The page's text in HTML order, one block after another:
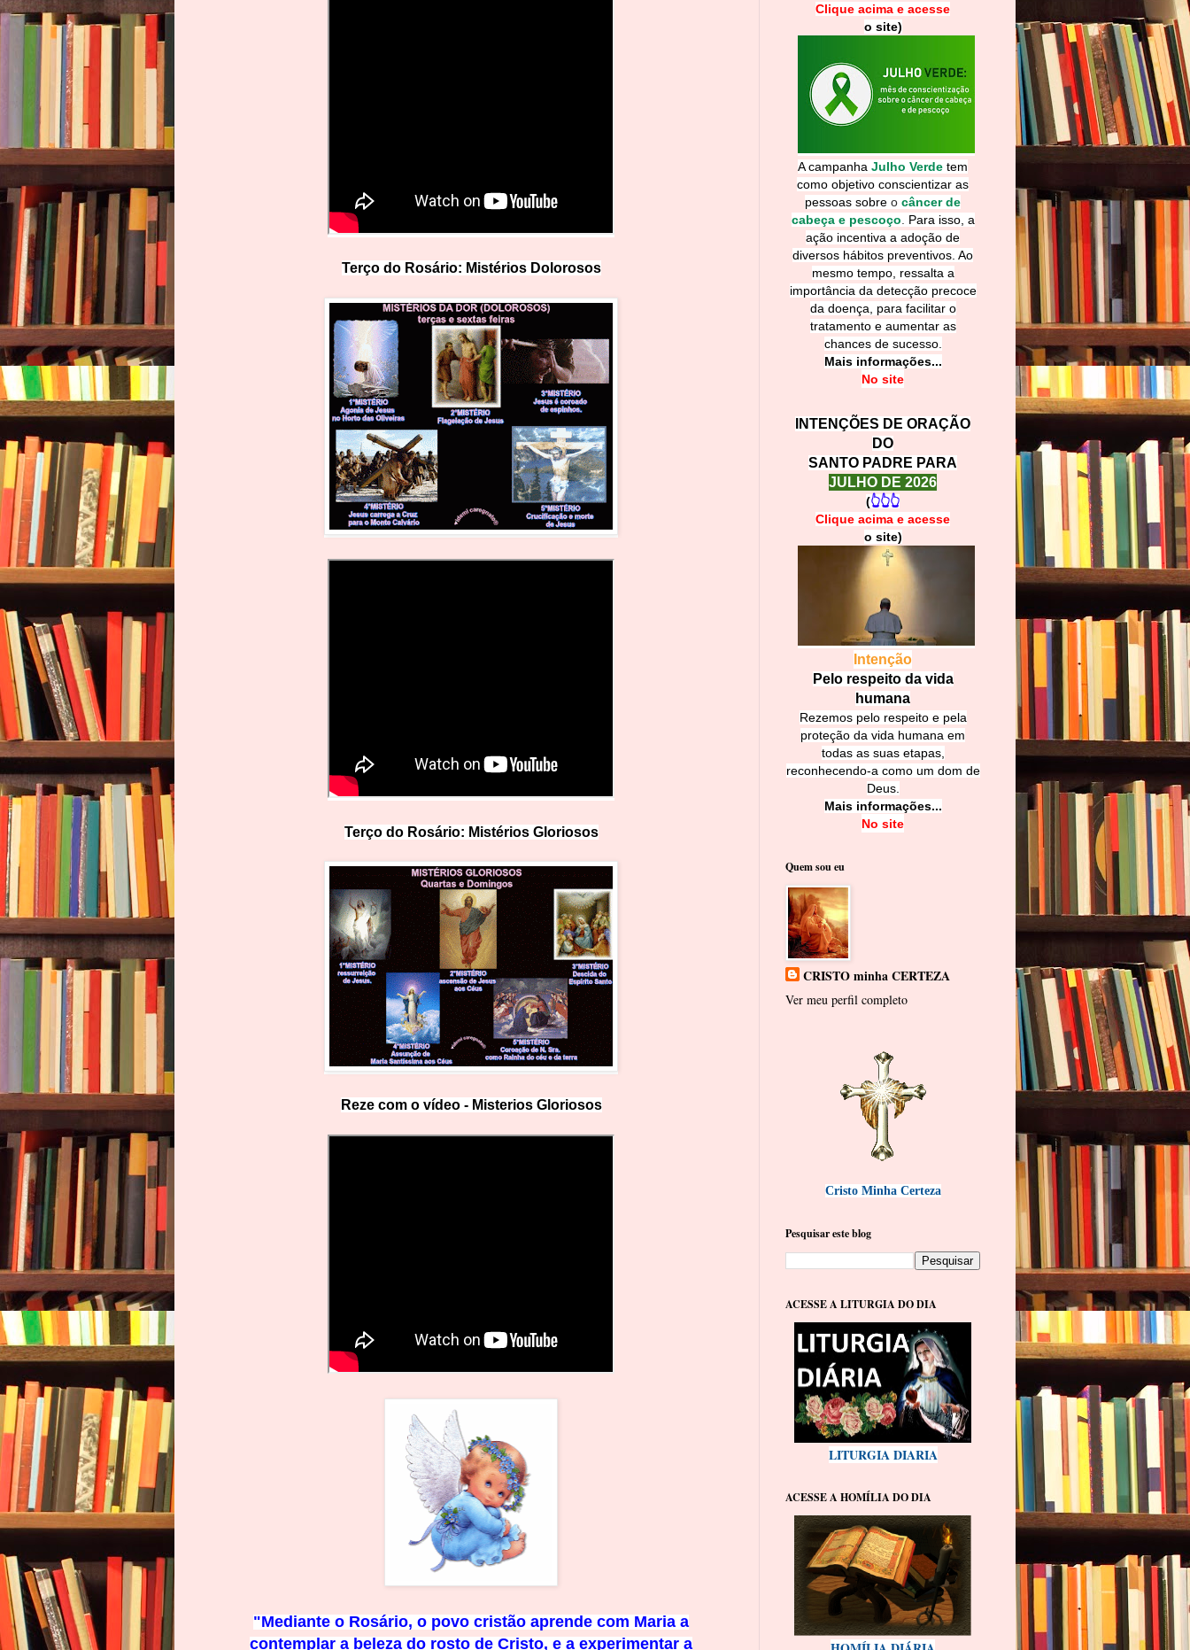
Terço do Rosário: Mistérios Dolorosos
Terço do Rosário: Mistérios Gloriosos
Reze com o vídeo - Misterios Gloriosos
"Mediante o Rosário, o povo cristão aprende com Maria a
contemplar a beleza do rosto de Cristo, e a experimentar a
Clique acima e acesse
o site)
A campanha Julho Verde tem
como objetivo conscientizar as
pessoas sobre o câncer de
cabeça e pescoço
Para isso, a
ação incentiva a adoção de
diversos hábitos preventivos. Ao
mesmo tempo, ressalta a
importância da detecção precoce
da doença, para facilitar o
tratamento e aumentar as
chances de sucesso.
Mais informações...
No site
INTENÇÕES DE ORAÇÃO
DO
SANTO PADRE PARA
JULHO DE 2026
(👆👆👆
Clique acima e acesse
o site)
Intenção
Pelo respeito da vida
humana
Rezemos pelo respeito e pela
proteção da vida humana em
todas as suas etapas,
reconhecendo-a como um dom de
Deus.
Mais informações...
No site
Quem sou eu
CRISTO minha CERTEZA
Ver meu perfil completo
Cristo Minha Certeza
Pesquisar este blog
ACESSE A LITURGIA DO DIA
LITURGIA DIARIA
ACESSE A HOMÍLIA DO DIA